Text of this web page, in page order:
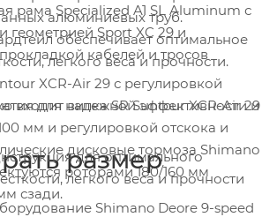
алюминиевых труб.
обеспечивает оптимальное
легкого веса и прочности.
входит вилка SR Suntour XCR-Air 29
мм и регулировкой отскока и
дисковые тормоза Shimano
роторами 180/160 мм
сзади.
рама Specialized A1 SL Aluminum с
геометрией Sport XC 29 и
кабелей и тросов
XCR-Air 29 с регулировкой
для надежной эффективности и
для оптимального
легкого веса и прочности
Shimano Deore 9-speed
размер